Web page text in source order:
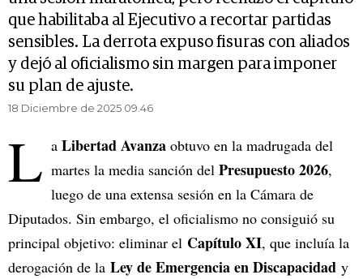
que habilitaba al Ejecutivo a recortar partidas
sensibles. La derrota expuso fisuras con aliados
y dejó al oficialismo sin margen para imponer
su plan de ajuste.
18 Diciembre de 2025 09.46
L a Libertad Avanza obtuvo en la madrugada del
martes la media sanción del Presupuesto 2026,
luego de una extensa sesión en la Cámara de
Diputados. Sin embargo, el oficialismo no consiguió su
principal objetivo: eliminar el Capítulo XI, que incluía la
derogación de la Ley de Emergencia en Discapacidad y